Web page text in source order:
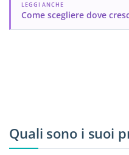
LEGGI ANCHE
Come scegliere dove
Quali sono i suoi